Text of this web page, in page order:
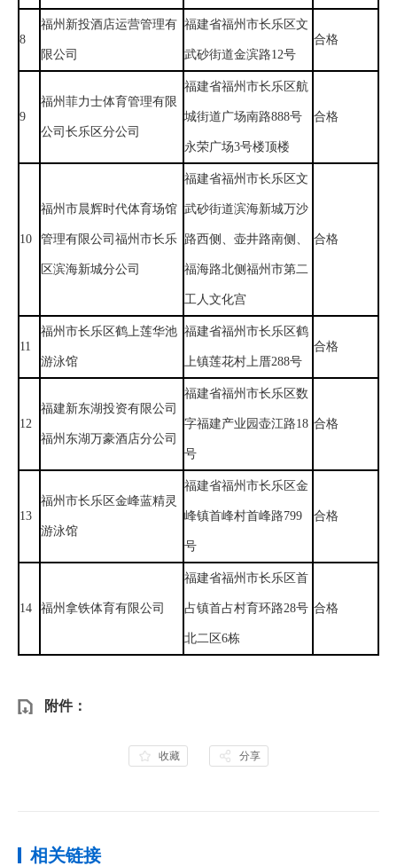
8
福州新投酒店运营管理有
限公司
福建省福州市长乐区文
武砂街道金滨路12号
合格
9
福州菲力士体育管理有限
公司长乐区分公司
福建省福州市长乐区航
城街道广场南路888号
永荣广场3号楼顶楼
合格
10
福州市晨辉时代体育场馆
管理有限公司福州市长乐
区滨海新城分公司
福建省福州市长乐区文
武砂街道滨海新城万沙
路西侧、壶井路南侧、
福海路北侧福州市第二
工人文化宫
合格
11
福州市长乐区鹤上莲华池
游泳馆
福建省福州市长乐区鹤
上镇莲花村上厝288号
合格
12
福建新东湖投资有限公司
福州东湖万豪酒店分公司
福建省福州市长乐区数
字福建产业园壶江路18
号
合格
13
福州市长乐区金峰蓝精灵
游泳馆
福建省福州市长乐区金
峰镇首峰村首峰路799
号
合格
14 福州拿铁体育有限公司
福建省福州市长乐区首
占镇首占村育环路28号
北二区6栋
合格
附件：
收藏 分享
相关链接